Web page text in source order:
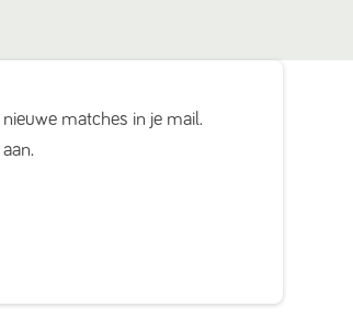
nieuwe matches in je mail.
aan.